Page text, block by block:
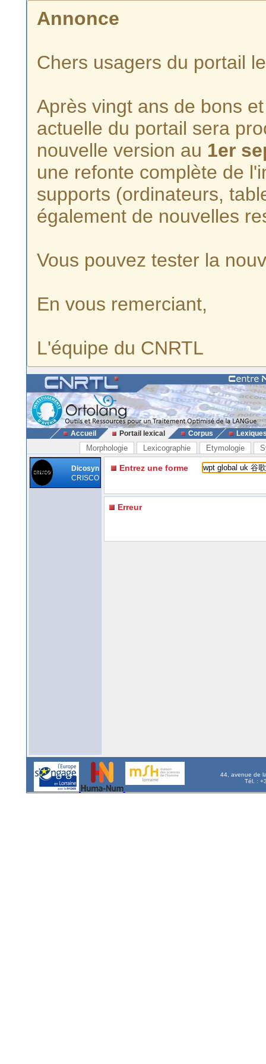
Annonce
Chers usagers du portail
Après vingt ans de bons
actuelle du portail sera
nouvelle version au 1er
une refonte complète de
supports (ordinateurs,
également de nouvelles
Vous pouvez tester la
En vous remerciant,
L'équipe du CNRTL
Accueil Portail lexical Corpus
Morphologie Lexicographie Etymologie
Dicosyn
CRISCO
Entrez une forme
Erreur
44, avenue de
Tél. :